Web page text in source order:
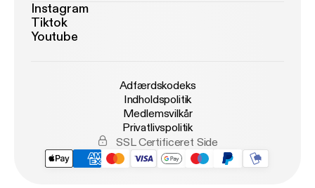
Instagram
Tiktok
Youtube
Adfærdskodeks
Indholdspolitik
Medlemsvilkår
Privatlivspolitik
SSL Certificeret Side